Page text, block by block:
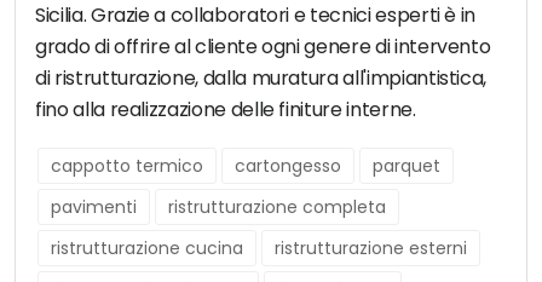
Sicilia. Grazie a collaboratori e tecnici esperti è in
grado di offrire al cliente ogni genere di intervento
di ristrutturazione, dalla muratura all'impiantistica,
fino alla realizzazione delle finiture interne.
cappotto termico cartongesso
parquet
pavimenti
ristrutturazione completa
ristrutturazione cucina
ristrutturazione esterni